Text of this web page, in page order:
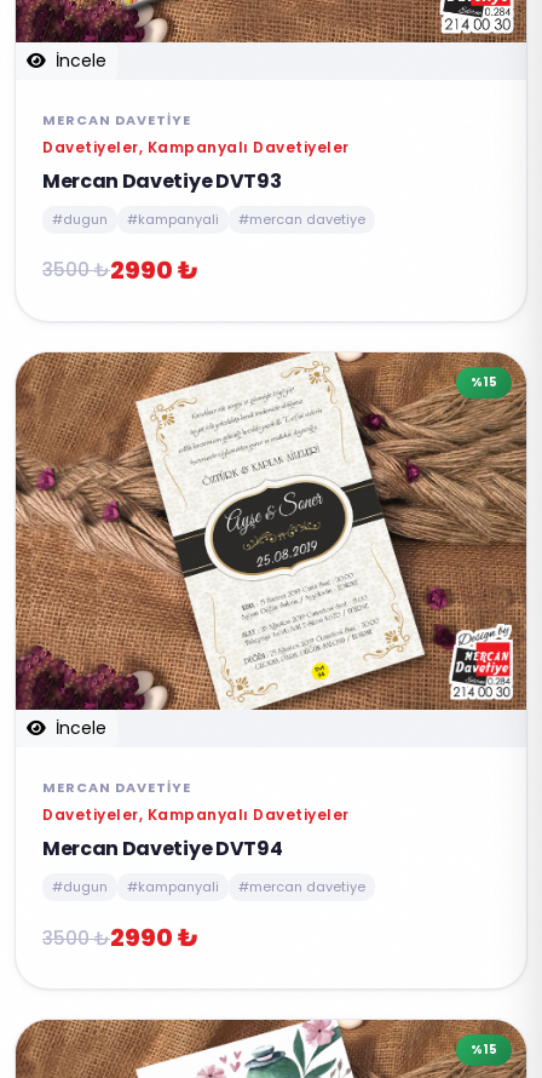
İncele
MERCAN DAVETIYE
Davetiyeler, Kampanyalı Davetiyeler
Mercan Davetiye DVT93
#dugun #kampanyali #mercan davetiye
3500 ₺2990 ₺
İncele
%15
MERCAN DAVETIYE
Davetiyeler, Kampanyalı Davetiyeler
Mercan Davetiye DVT94
#dugun #kampanyali #mercan davetiye
3500 ₺2990 ₺
%15